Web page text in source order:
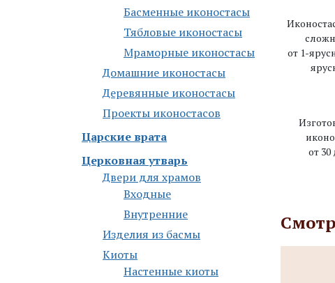
Басменные иконостасы
Тябловые иконостасы
Мраморные иконостасы
Дoмaшниe икoнoстaсы
Деревянные иконостасы
Проекты иконостасов
Царские врата
Церковная утварь
Двери для храмов
Входные
Внутренние
Изделия из басмы
Киоты
Настенные киоты
от 1-
от 30